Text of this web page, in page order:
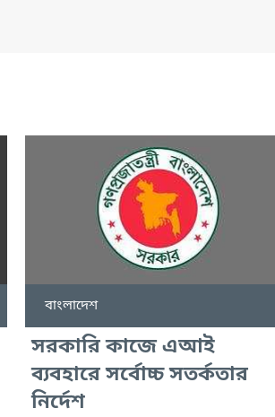
বাংলাদেশ
সরকারি কাজে এআই
ব্যবহারে সর্বোচ্চ সতর্কতার
নির্দেশ